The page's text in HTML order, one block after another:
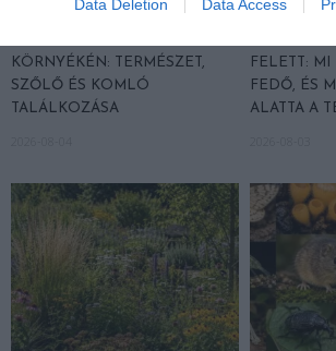
Data Deletion Data Access
KÖRNYÉKÉN: TERMÉSZET,
SZŐLŐ ÉS KOMLÓ
TALÁLKOZÁSA
FELETT: MI
FEDŐ, ÉS
ALATTA A